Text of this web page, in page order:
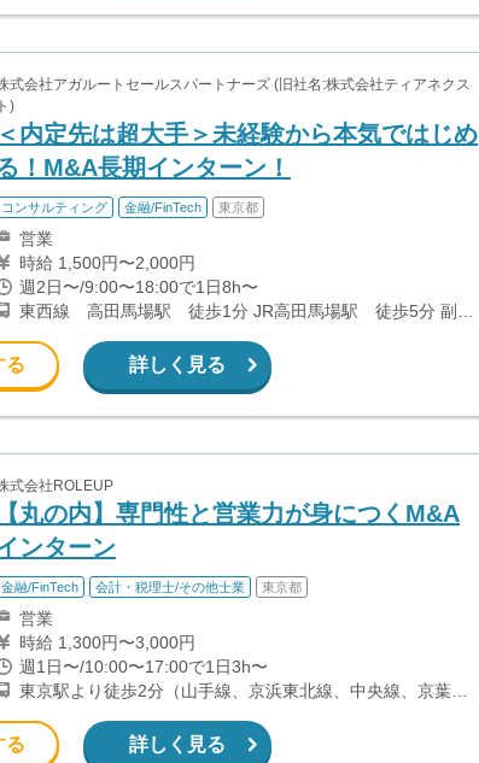
式会社アガルートセールスパートナーズ (旧社名:株式会社ティアネクス
)
内定先は超大手＞未経験から本気ではじめ
！M&A長期インターン！
コンサルティング 金融/FinTech 東京都
営業
時給 1,500円〜2,000円
週2日〜/9:00〜18:00で1日8h〜
東西線 高田馬場駅 徒歩1分 JR高田馬場駅 徒歩5分 副都
る 詳しく見る
式会社ROLEUP
丸の内】専門性と営業力が身につくM&A
ンターン
金融/FinTech 会計・税理士/その他士業 東京都
営業
時給 1,300円〜3,000円
週1日〜/10:00〜17:00で1日3h〜
東京駅より徒歩2分（山手線、京浜東北線、中央線、京葉
駅より徒歩6分（千代田線） 日比谷駅より徒歩7分（日比谷
線・千代田線・丸ノ内線）
る 詳しく見る